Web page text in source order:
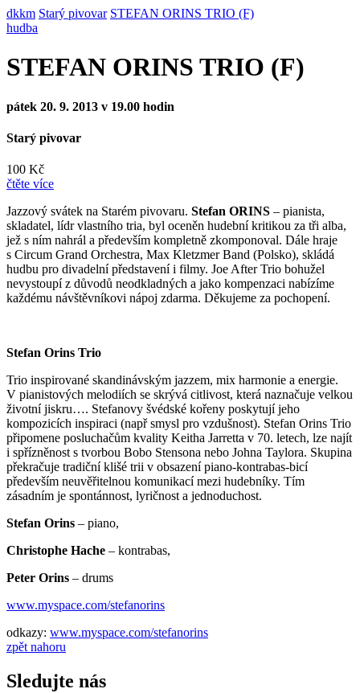
dkkm Starý pivovar STEFAN ORINS TRIO (F)
hudba
STEFAN ORINS TRIO (F)
pátek 20. 9. 2013 v 19.00 hodin
Starý pivovar
100 Kč
čtěte více
Jazzový svátek na Starém pivovaru. Stefan ORINS – pianista,
skladatel, lídr vlastního tria, byl oceněn hudební kritikou za tři alba,
jež s ním nahrál a především kompletně zkomponoval. Dále hraje
s Circum Grand Orchestra, Max Kletzmer Band (Polsko), skládá
hudbu pro divadelní představení i filmy. Joe After Trio bohužel
nevystoupí z důvodů neodkladných a jako kompenzaci nabízíme
každému návštěvníkovi nápoj zdarma. Děkujeme za pochopení.
Stefan Orins Trio
Trio inspirované skandinávským jazzem, mix harmonie a energie.
V pianistových melodiích se skrývá citlivost, která naznačuje velkou
životní jiskru…. Stefanovy švédské kořeny poskytují jeho
kompozicích inspiraci (např smysl pro vzdušnost). Stefan Orins Trio
připomene posluchačům kvality Keitha Jarretta v 70. letech, lze najít
i spřízněnost s tvorbou Bobo Stensona nebo Johna Taylora. Skupina
překračuje tradiční klišé trii v obsazení piano-kontrabas-bicí
především neuvěřitelnou komunikací mezi hudebníky. Tím
zásadním je spontánnost, lyričnost a jednoduchost.
Stefan Orins – piano,
Christophe Hache – kontrabas,
Peter Orins – drums
www.myspace.com/stefanorins
odkazy: www.myspace.com/stefanorins
zpět nahoru
Sledujte nás